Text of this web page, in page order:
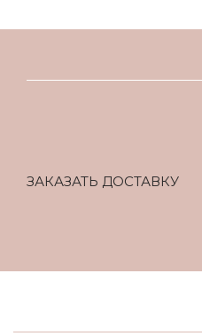
ЗАКАЗАТЬ ДОСТАВКУ